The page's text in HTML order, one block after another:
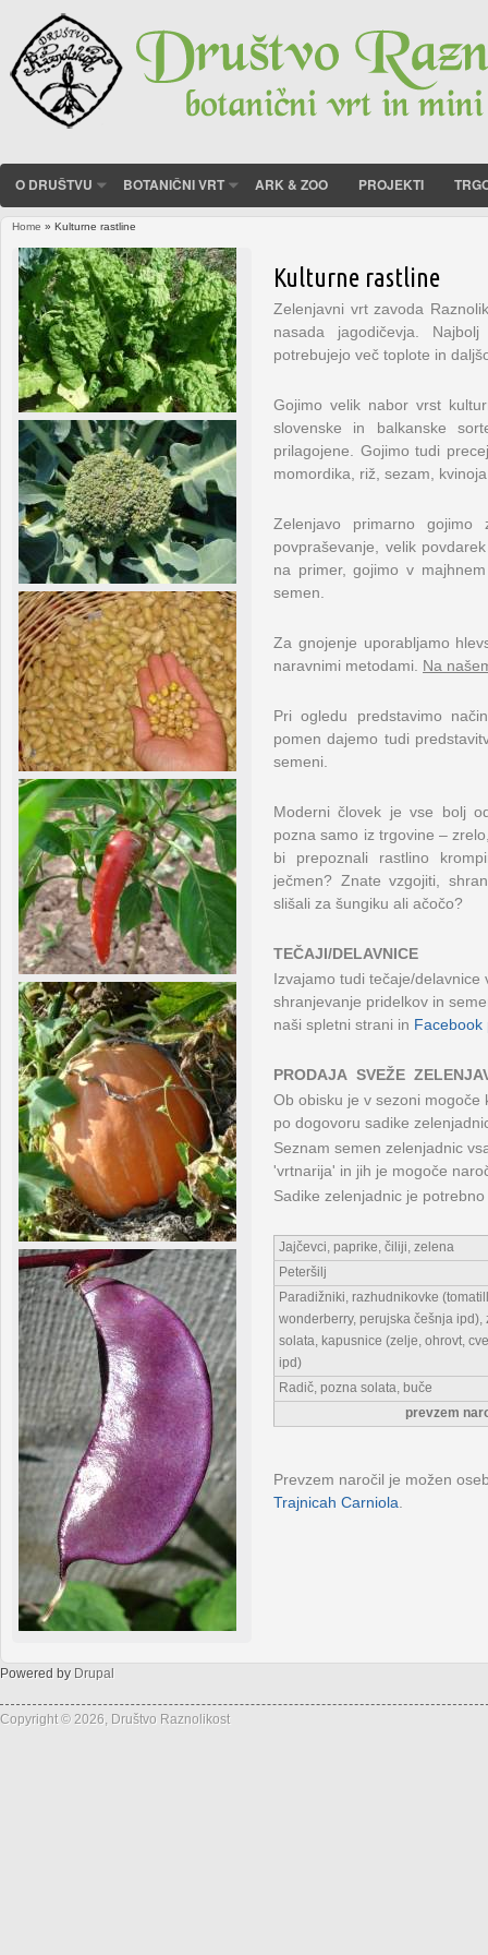
O DRUŠTVU BOTANIČNI VRT ARK & ZOO PROJEKTI
You are here
Home » Kulturne rastline
Kulturne rastline
Zelenjavni vrt zavoda
nasada jagodičevja.
potrebujejo več toplote in
Gojimo velik nabor vrst
slovenske in balkanske
prilagojene. Gojimo tudi
momordika, riž, sezam,
Zelenjavo primarno
povpraševanje, velik
na primer, gojimo v
semen.
Za gnojenje uporabljamo
naravnimi metodami. Na
Pri ogledu predstavimo
pomen dajemo tudi
semeni.
Moderni človek je vse bolj
pozna samo iz trgovine –
bi prepoznali rastlino
ječmen? Znate vzgojiti,
slišali za šungiku ali ačočo?
TEČAJI/DELAVNICE
Izvajamo tudi tečaje/
shranjevanje pridelkov in
naši spletni strani in Facebook
PRODAJA SVEŽE
Ob obisku je v sezoni mogoče
po dogovoru sadike
Seznam semen zelenjadnic
'vrtnarija' in jih je mogoče
Sadike zelenjadnic je
Jajčevci, paprike, čiliji, zelena
Peteršilj
Paradižniki, razhudnikovke
wonderberry, perujska češnja ipd),
solata, kapusnice (zelje, ohrovt,
ipd)
Radič, pozna solata, buče
prevzem
Prevzem naročil je možen
Trajnicah Carniola
Powered by Drupal
Copyright © 2026, Društvo Raznolikost